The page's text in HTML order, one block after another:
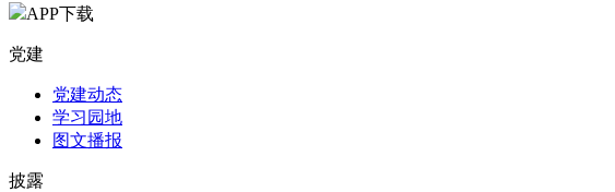
APP下载
党建
党建动态
学习园地
图文播报
披露